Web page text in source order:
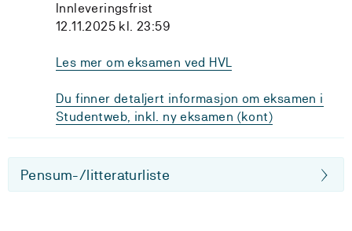
Innleveringsfrist
12.11.2025 kl. 23:59
Les mer om eksamen ved HVL
Du finner detaljert informasjon om eksamen i
Studentweb, inkl. ny eksamen (kont)
Pensum-/litteraturliste